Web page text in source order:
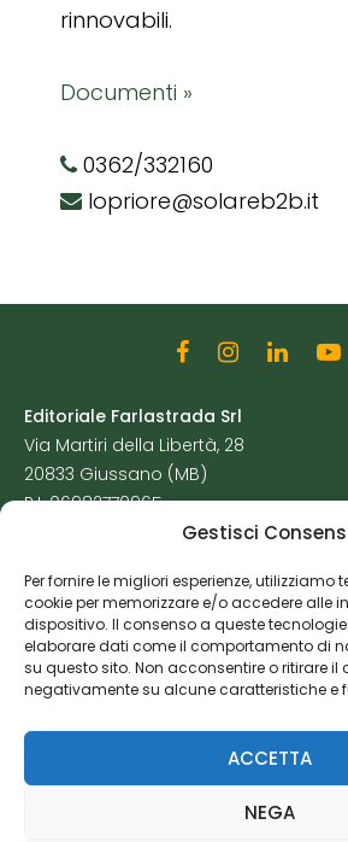
Gestisci
Per fornire le migliori esperienze, utilizziamo
cookie per memorizzare e/o accedere alle
dispositivo. Il consenso a queste
elaborare dati come il comportamento di
su questo sito. Non acconsentire o ritirare il
negativamente su alcune caratteristiche e
ACCETTA
NEGA
rinnovabili.
Documenti »
0362/332160
lopriore@solareb2b.it
Editoriale Farlastrada Srl
Via Martiri della Libertà, 28
20833 Giussano (MB)
P.I. 06982770965
Cookie Policy
Risorse Aggiuntive